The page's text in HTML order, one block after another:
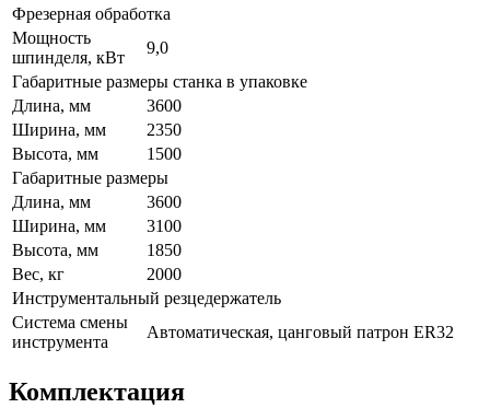
Фрезерная обработка
Мощность
шпинделя, кВт
9,0
Габаритные размеры станка в упаковке
Длина, мм
3600
Ширина, мм
2350
Высота, мм
1500
Габаритные размеры
Длина, мм
3600
Ширина, мм
3100
Высота, мм
1850
Вес, кг
2000
Инструментальный резцедержатель
Система смены
инструмента
Автоматическая, цанговый патрон ER32
Комплектация